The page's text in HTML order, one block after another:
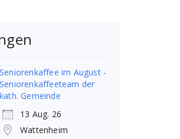
Seniorenkaffee im August -
Seniorenkaffeeteam der
kath. Gemeinde
13 Aug. 26
Wattenheim